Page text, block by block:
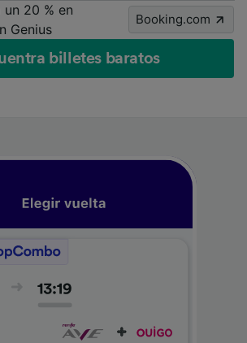
20 % en
Genius
Booking.com
billetes baratos